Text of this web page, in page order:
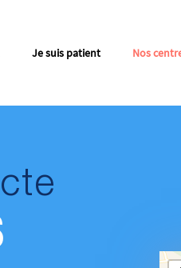
Je suis patient Nos